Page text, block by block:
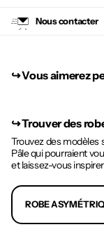
Nous contacter
↪︎ Vous aimerez
↪︎Trouver des
Trouvez des modèles
Pâle qui pourraient
et laissez-vous
ROBE